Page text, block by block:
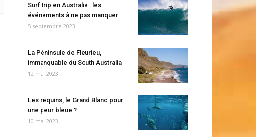
Surf trip en Australie : les
événements à ne pas manquer
5 septembre 2023
La Péninsule de Fleurieu,
immanquable du South Australia
12 mai 2023
Les requins, le Grand Blanc pour
une peur bleue ?
10 mai 2023